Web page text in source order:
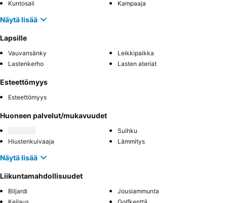
Kuntosali
Kampaaja
Näytä lisää
Lapsille
Vauvansänky
Leikkipaikka
Lastenkerho
Lasten ateriat
Esteettömyys
Esteettömyys
Huoneen palvelut/mukavuudet
Suihku
Hiustenkuivaaja
Lämmitys
Näytä lisää
Liikuntamahdollisuudet
Biljardi
Jousiammunta